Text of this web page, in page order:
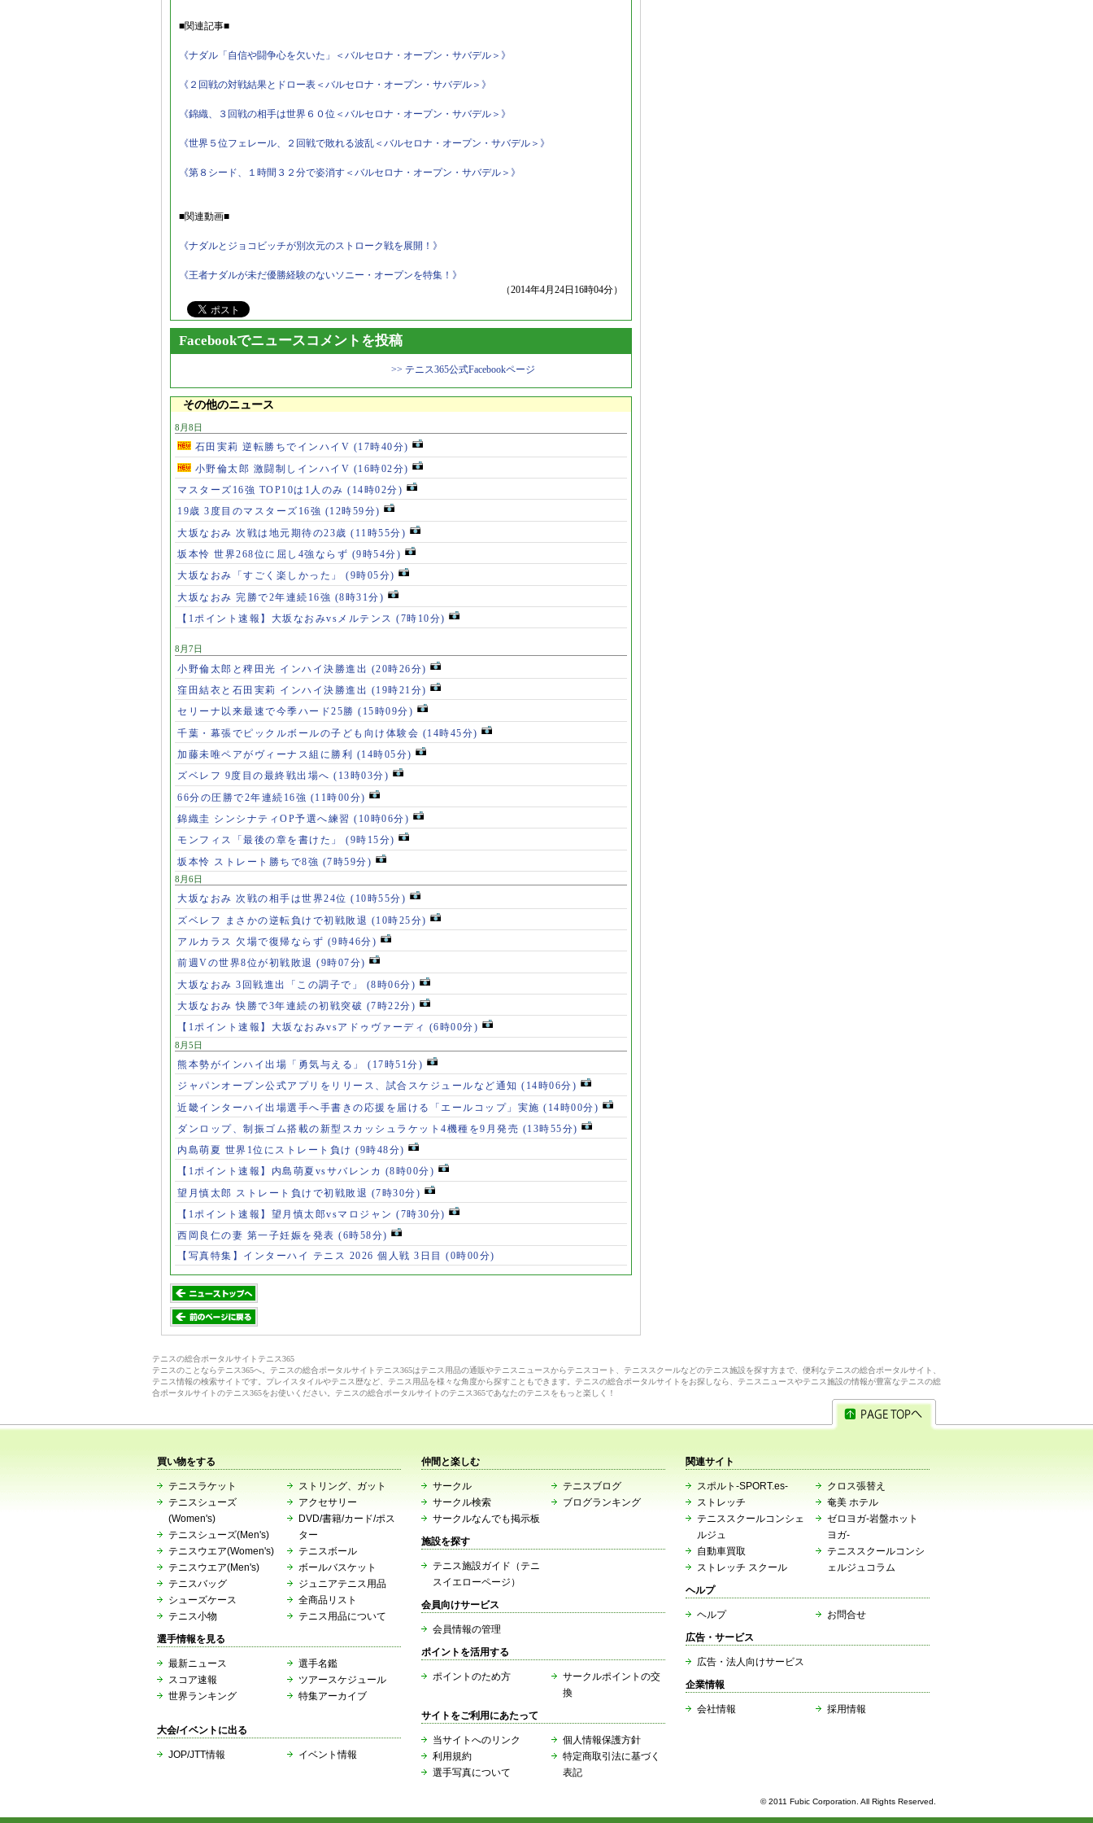
■関連記事■
《ナダル「自信や闘争心を欠いた」＜バルセロナ・オープン・サバデル＞》
《２回戦の対戦結果とドロー表＜バルセロナ・オープン・サバデル＞》
《錦織、３回戦の相手は世界６０位＜バルセロナ・オープン・サバデル＞》
《世界５位フェレール、２回戦で敗れる波乱＜バルセロナ・オープン・サバデル＞》
《第８シード、１時間３２分で姿消す＜バルセロナ・オープン・サバデル＞》
■関連動画■
《ナダルとジョコビッチが別次元のストローク戦を展開！》
《王者ナダルが未だ優勝経験のないソニー・オープンを特集！》
（2014年4月24日16時04分）
Facebookでニュースコメントを投稿
>> テニス365公式Facebookページ
その他のニュース
8月8日
石田実莉 逆転勝ちでインハイV (17時40分)
小野倫太郎 激闘制しインハイV (16時02分)
マスターズ16強 TOP10は1人のみ (14時02分)
19歳 3度目のマスターズ16強 (12時59分)
大坂なおみ 次戦は地元期待の23歳 (11時55分)
坂本怜 世界268位に屈し4強ならず (9時54分)
大坂なおみ「すごく楽しかった」 (9時05分)
大坂なおみ 完勝で2年連続16強 (8時31分)
【1ポイント速報】大坂なおみvsメルテンス (7時10分)
8月7日
小野倫太郎と稗田光 インハイ決勝進出 (20時26分)
窪田結衣と石田実莉 インハイ決勝進出 (19時21分)
セリーナ以来最速で今季ハード25勝 (15時09分)
千葉・幕張でピックルボールの子ども向け体験会 (14時45分)
加藤未唯ペアがヴィーナス組に勝利 (14時05分)
ズベレフ 9度目の最終戦出場へ (13時03分)
66分の圧勝で2年連続16強 (11時00分)
錦織圭 シンシナティOP予選へ練習 (10時06分)
モンフィス「最後の章を書けた」 (9時15分)
坂本怜 ストレート勝ちで8強 (7時59分)
8月6日
大坂なおみ 次戦の相手は世界24位 (10時55分)
ズベレフ まさかの逆転負けで初戦敗退 (10時25分)
アルカラス 欠場で復帰ならず (9時46分)
前週Vの世界8位が初戦敗退 (9時07分)
大坂なおみ 3回戦進出「この調子で」 (8時06分)
大坂なおみ 快勝で3年連続の初戦突破 (7時22分)
【1ポイント速報】大坂なおみvsアドゥヴァーディ (6時00分)
8月5日
熊本勢がインハイ出場「勇気与える」 (17時51分)
ジャパンオープン公式アプリをリリース、試合スケジュールなど通知 (14時06分)
近畿インターハイ出場選手へ手書きの応援を届ける「エールコップ」実施 (14時00分)
ダンロップ、制振ゴム搭載の新型スカッシュラケット4機種を9月発売 (13時55分)
内島萌夏 世界1位にストレート負け (9時48分)
【1ポイント速報】内島萌夏vsサバレンカ (8時00分)
望月慎太郎 ストレート負けで初戦敗退 (7時30分)
【1ポイント速報】望月慎太郎vsマロジャン (7時30分)
西岡良仁の妻 第一子妊娠を発表 (6時58分)
【写真特集】インターハイ テニス 2026 個人戦 3日目 (0時00分)
テニスの総合ポータルサイトテニス365
テニスのことならテニス365へ。テニスの総合ポータルサイトテニス365はテニス用品の通販やテニスニュースからテニスコート、テニススクールなどのテニス施設を探す方まで、便利なテニスの総合ポータルサイト、
テニス情報の検索サイトです。プレイスタイルやテニス歴など、テニス用品を様々な角度から探すこともできます。テニスの総合ポータルサイトをお探しなら、テニスニュースやテニス施設の情報が豊富なテニスの総
合ポータルサイトのテニス365をお使いください。テニスの総合ポータルサイトのテニス365であなたのテニスをもっと楽しく！
買い物をする
テニスラケット
テニスシューズ
(Women's)
テニスシューズ(Men's)
テニスウエア(Women's)
テニスウエア(Men's)
テニスバッグ
シューズケース
テニス小物
ストリング、ガット
アクセサリー
DVD/書籍/カード/ポス
ター
テニスボール
ボールバスケット
ジュニアテニス用品
全商品リスト
テニス用品について
選手情報を見る
最新ニュース
スコア速報
世界ランキング
選手名鑑
ツアースケジュール
特集アーカイブ
大会/イベントに出る
JOP/JTT情報 イベント情報
仲間と楽しむ
サークル
サークル検索
サークルなんでも掲示板
テニスブログ
ブログランキング
施設を探す
テニス施設ガイド（テニ
スイエローページ）
会員向けサービス
会員情報の管理
ポイントを活用する
ポイントのため方
サークルポイントの交
換
サイトをご利用にあたって
当サイトへのリンク
利用規約
選手写真について
個人情報保護方針
特定商取引法に基づく
表記
関連サイト
スポルト-SPORT.es-
ストレッチ
テニススクールコンシェ
ルジュ
自動車買取
ストレッチ スクール
クロス張替え
奄美 ホテル
ゼロヨガ-岩盤ホット
ヨガ-
テニススクールコンシ
ェルジュコラム
ヘルプ
ヘルプ
お問合せ
広告・サービス
広告・法人向けサービス
企業情報
会社情報 採用情報
© 2011 Fubic Corporation. All Rights Reserved.